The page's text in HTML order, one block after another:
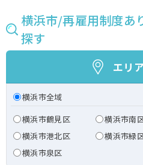
横浜市/再雇用制度あ
探す
エリア
横浜市全域
横浜市鶴見区
横浜市南
横浜市港北区
横浜市緑
横浜市泉区